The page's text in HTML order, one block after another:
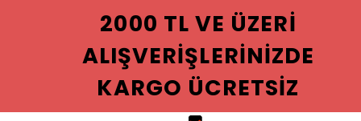
2000 TL VE ÜZERI
ALIŞVERIŞLERINIZDE
KARGO ÜCRETSIZ